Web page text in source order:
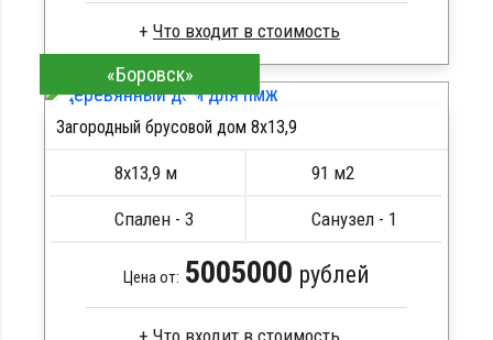
Брус естественной влажности
Стропила, балки 50х200 мм
Кровля металлочерепица
Сборка на березовые нагеля, джут
Металлические сваи 108 диаметр
ПОДРОБНЕЕ
«Боровск»
Загородный брусовой дом 8х13,9
8х13,9 м 91 м2
Спален - 3 Санузел - 1
Цена от: 5005000 рублей